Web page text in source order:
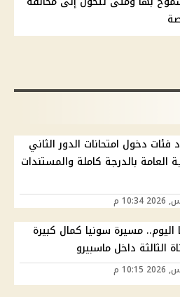
فئات دخول امتحانات الدور الثاني
العامة بالدرجة كاملة والمستندات
مسيرة سونيا كمال كبيرة
الثالثة داخل ماسبيرو